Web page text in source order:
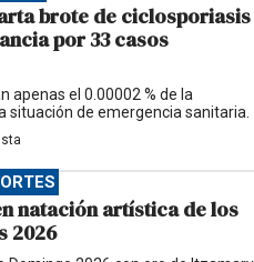
brote de ciclosporiasis
por 33 casos
apenas el 0.00002 % de la
situación de emergencia sanitaria.
natación artística de los
2026